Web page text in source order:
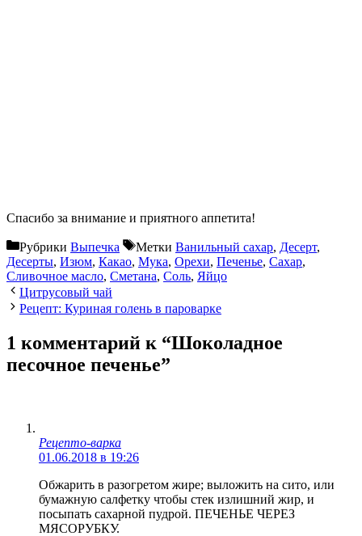
Спасибо за внимание и приятного аппетита!
Рубрики Выпечка Метки Ванильный сахар, Десерт,
Десерты, Изюм, Какао, Мука, Орехи, Печенье, Сахар,
Сливочное масло, Сметана, Соль, Яйцо
Цитрусовый чай
Рецепт: Куриная голень в пароварке
1 комментарий к “Шоколадное
песочное печенье”
Рецепто-варка
01.06.2018 в 19:26
Обжарить в разогретом жире; выложить на сито, или
бумажную салфетку чтобы стек излишний жир, и
посыпать сахарной пудрой. ПЕЧЕНЬЕ ЧЕРЕЗ
МЯСОРУБКУ.